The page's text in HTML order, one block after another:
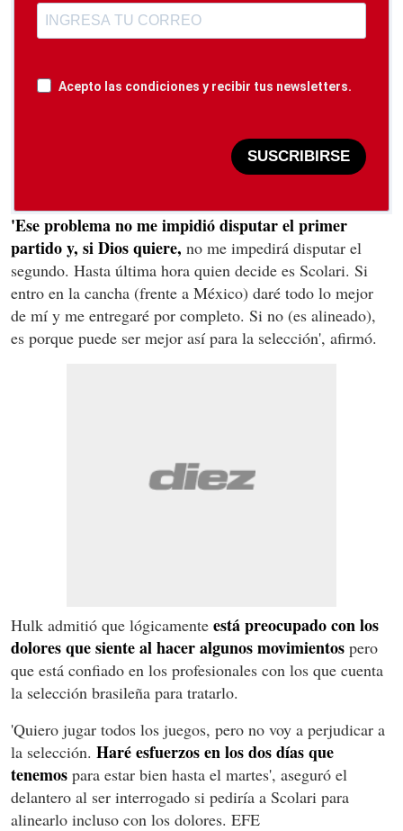
Acepto las condiciones y recibir tus newsletters.
SUSCRIBIRSE
'Ese problema no me impidió disputar el primer
partido y, si Dios quiere, no me impedirá disputar el
segundo. Hasta última hora quien decide es Scolari. Si
entro en la cancha (frente a México) daré todo lo mejor
de mí y me entregaré por completo. Si no (es alineado),
es porque puede ser mejor así para la selección', afirmó.
Hulk admitió que lógicamente está preocupado con los
dolores que siente al hacer algunos movimientos pero
que está confiado en los profesionales con los que cuenta
la selección brasileña para tratarlo.
'Quiero jugar todos los juegos, pero no voy a perjudicar a
la selección. Haré esfuerzos en los dos días que
tenemos para estar bien hasta el martes', aseguró el
delantero al ser interrogado si pediría a Scolari para
alinearlo incluso con los dolores. EFE